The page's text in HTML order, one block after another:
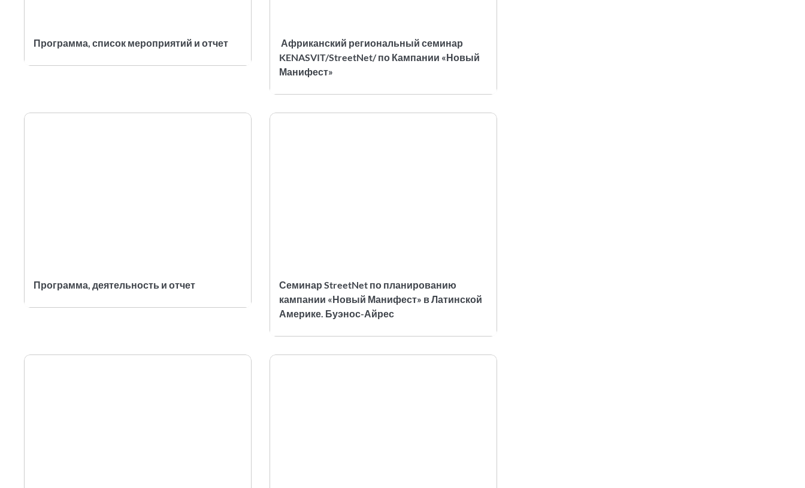
Программа, список мероприятий и отчет
Африканский региональный семинар
KENASVIT/StreetNet/ по Кампании «Новый
Манифест»
Программа, деятельность и отчет
Семинар StreetNet по планированию
кампании «Новый Манифест» в Латинской
Америке. Буэнос-Айрес